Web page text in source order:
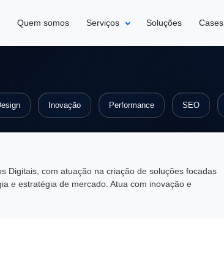
Quem somos Serviços Soluções Cases
Inovação Performance SEO
Digitais, com atuação na criação de soluções focadas
e estratégia de mercado. Atua com inovação e